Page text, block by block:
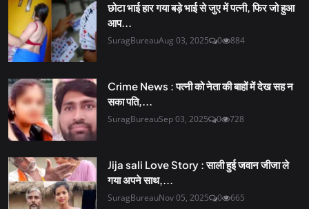
छोटा भाई हार गया बड़े भाई से जुए में पत्नी, फिर जो हुआ
आप...
SuragBureauAug 03, 2025 0 884
Crime News : पत्नी को नेता की बाहों में देख सह न
सका पति,...
SuragBureauSep 03, 2025 0 728
Jija sali Love Story : साली हुई जवान जीजा ले
गया अपने साथ,...
SuragBureauNov 05, 2025 0 665